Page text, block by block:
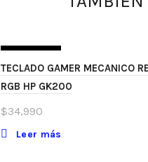
TECLADO GAMER MECANICO
RGB HP GK200
$34,990
Leer más